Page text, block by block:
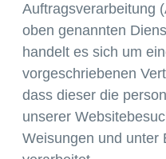
Auftragsverarbeitung
oben genannten
handelt es sich um
vorgeschriebenen
dass dieser die
unserer
Weisungen und unter